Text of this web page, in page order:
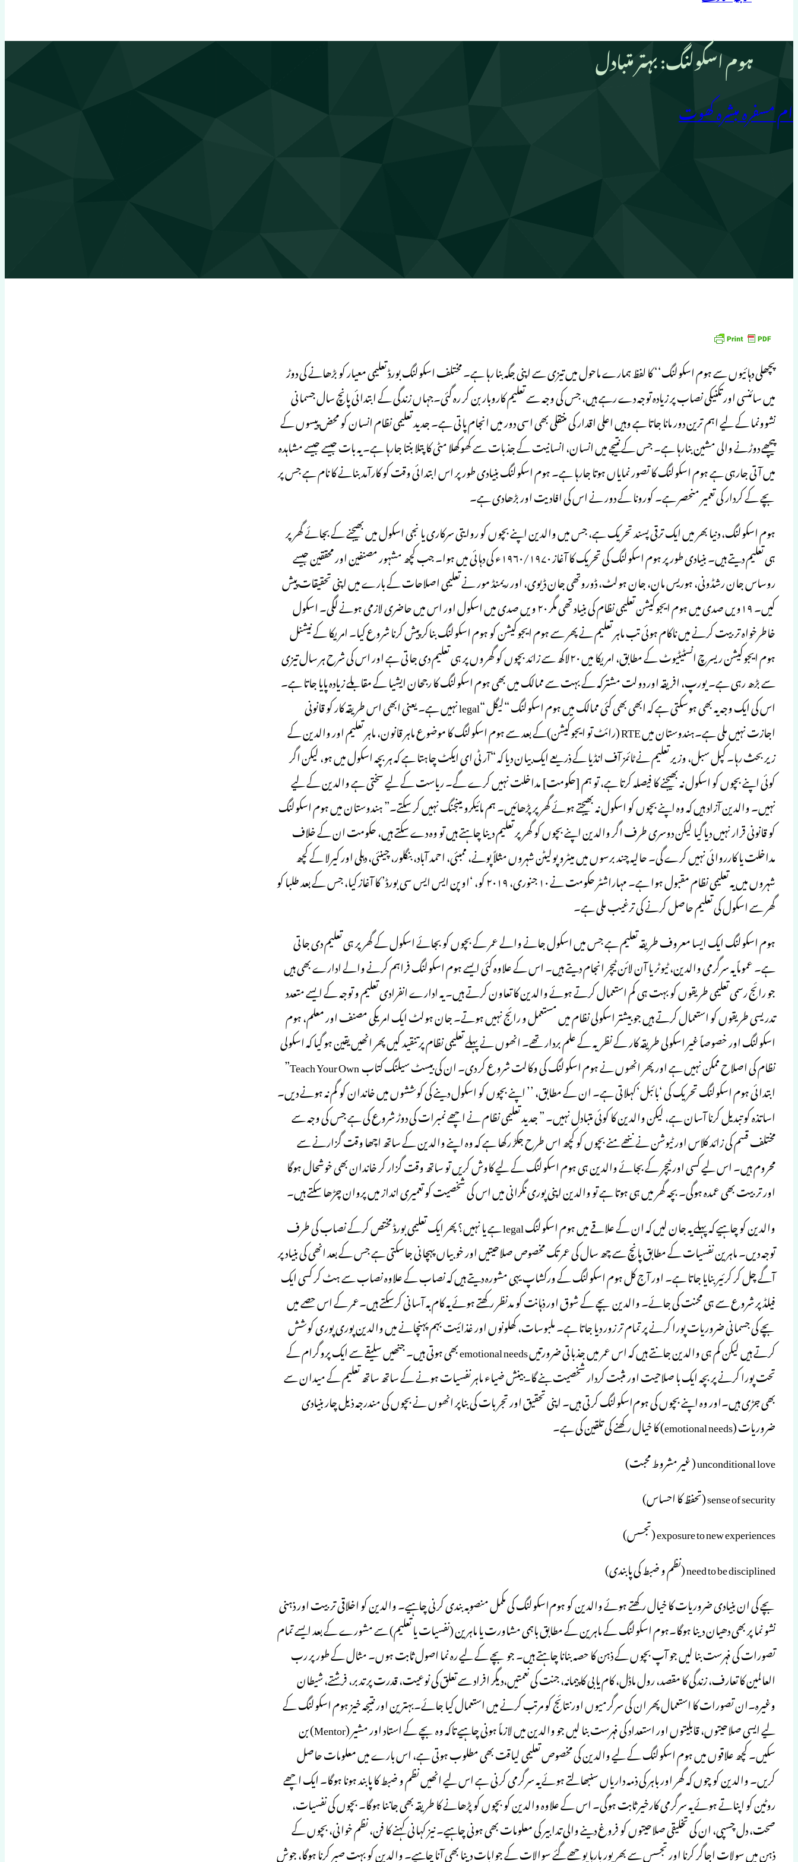
ہوم اسکولنگ: بہتر متبادل
ام مسفرہ مبشرہ کھوت
پچھلی دہائیوں سے ہوم اسکولنگ‘‘ کا لفظ ہمارے ماحول میں تیزی سے اپنی جگہ بنا رہا ہے۔ مختلف اسکولنگ بورڈ تعلیمی معیار کو بڑھانے کی دوڑ
میں سائنسی اور تکنیکی نصاب پر زیادہ توجہ دے رہے ہیں، جس کی وجہ سے تعلیم کاروبار بن کر رہ گئی۔جہاں زندگی کے ابتدائی پانچ سال جسمانی
نشوونما کے لیے اہم ترین دور مانا جاتا ہے وہیں اعلی اقدار کی منتقلی بھی اسی دور میں انجام پاتی ہے۔ جدید تعلیمی نظام انسان کو محض پیسوں کے
پیچھے دوڑنے والی مشین بنارہا ہے۔ جس کے نتیجے میں انسان، انسانیت کے جذبات سے کھوکھلا مٹی کا پتلا بنتا جارہا ہے۔ یہ بات جیسے جیسے مشاہدہ
میں آتی جارہی ہے ہوم اسکولنگ کا تصور نمایاں ہوتا جارہا ہے۔ ہوم اسکولنگ بنیادی طور پر اس ابتدائی وقت کو کارآمد بنانے کا نام ہے جس پر
بچے کے کردار کی تعمیر منحصر ہے۔ کورونا کے دور نے اس کی افادیت اور بڑھادی ہے۔
ہوم اسکولنگ، دنیا بھر میں ایک ترقی پسند تحریک ہے، جس میں والدین اپنے بچوں کو روایتی سرکاری یا نجی اسکول میں بھیجنے کے بجائے گھر پر
ہی تعلیم دیتے ہیں۔ بنیادی طور پر ہوم اسکولنگ کی تحریک کا آغاز ۱۹۶۰/۱۹۷۰ء کی دہائی میں ہوا۔ جب کچھ مشہور مصنفین اور محققین جیسے
روساس جان رشڈونی، ہوریس مان، جان ہولٹ، ڈوروتھی جان ڈیوی، اور ریمنڈ مور نے تعلیمی اصلاحات کے بارے میں اپنی تحقیقات پیش
کیں۔ ١٩ویں صدی میں ہوم ایجوکیشن تعلیمی نظام کی بنیاد تھی مگر ٢٠ ویں صدی میں اسکول اور اس میں حاضری لازمی ہونے لگی۔ اسکول
خاطرخواہ تربیت کرنے میں ناکام ہوئی تب ماہر تعلیم نے پھر سے ہوم ایجوکیشن کو ہوم اسکولنگ بناکر پیش کرنا شروع کیا۔ امریکا کے نیشنل
ہوم ایجوکیشن ریسرچ انسٹیٹیوٹ کے مطابق، امریکا میں ۲۰لاکھ سے زائد بچوں کو گھروں پر ہی تعلیم دی جاتی ہے اور اس کی شرح ہر سال تیزی
سے بڑھ رہی ہے۔ یورپ، افریقہ اور دولت مشترکہ کے بہت سے ممالک میں بھی ہوم اسکولنگ کا رجحان ایشیا کے مقابلے زیادہ پایا جاتا ہے۔
اس کی ایک وجہ یہ بھی ہوسکتی ہے کہ ابھی بھی کئی ممالک میں ہوم اسکولنگ “لیگل “legal نہیں ہے۔ یعنی ابھی اس طریقہ کار کو قانونی
اجازت نہیں ملی ہے۔ہندوستان میں RTE (رائٹ تو ایجوکیشن)کے بعد سے ہوم اسکولنگ کا موضوع ماہر قانون، ماہر تعلیم اور والدین کے
زیر بحث رہا۔ کپل سبل، وزیر تعلیم نے ٹائمز آف انڈیا کے ذریعے ایک بیان دیا کہ “آر ٹی ای ایکٹ چاہتا ہے کہ ہر بچہ اسکول میں ہو، لیکن اگر
کوئی اپنے بچوں کو اسکول نہ بھیجنے کا فیصلہ کرتا ہے، تو ہم [حکومت] مداخلت نہیں کرے گے۔ ریاست کے لیے سختی ہے والدین کے لیے
نہیں۔ والدین آزاد ہیں کہ وہ اپنے بچوں کو اسکول نہ بھیجتے ہوئے گھر پر پڑھائیں۔ ہم مائیکرو مینجنگ نہیں کر سکتے۔” ہندوستان میں ہوم اسکولنگ
کو قانونی قرار نہیں دیا گیا لیکن دوسری طرف اگر والدین اپنے بچوں کو گھر پر تعلیم دینا چاہتے ہیں تو وہ دے سکتے ہیں، حکومت ان کے خلاف
مداخلت یا کارروائی نہیں کرے گی۔ حالیہ چند برسوں میں میٹرو پولیٹن شہروں مثلاً پونے، ممبئی، احمد آباد، بنگلور، چینئی، دہلی اور کیرلا کے کچھ
شہروں میں یہ تعلیمی نظام مقبول ہوا ہے۔ مہاراشٹر حکومت نے ۱۰ جنوری، ۲۰۱۹ کو، ‘اوپن ایس ایس سی بورڈ’ کا آغاز کیا، جس کے بعد طلبا کو
گھر سے اسکول کی تعلیم حاصل کرنے کی ترغیب ملی ہے۔
ہوم اسکولنگ ایک ایسا معروف طریقہ تعلیم ہے جس میں اسکول جانے والے عمر کے بچوں کو بجائے اسکول کے گھر پر ہی تعلیم دی جاتی
ہے۔ عموماً یہ سرگرمی والدین، ٹیوٹر یا آن لائن ٹیچر انجام دیتے ہیں۔ اس کے علاوہ کئی ایسے ہوم اسکولنگ فراہم کرنے والے ادارے بھی ہیں
جو رائج رسمی تعلیمی طریقوں کو بہت ہی کم استعمال کرتے ہوئے والدین کا تعاون کرتے ہیں۔ یہ ادارے انفرادی تعلیم و توجہ کے ایسے متعدد
تدریسی طریقوں کو استعمال کرتے ہیں جو بیشتر اسکولی نظام میں مستعمل و رائج نہیں ہوتے۔ جان ہولٹ ایک امریکی مصنف اور معلم، ہوم
اسکولنگ اور خصوصاً غیر اسکولی طریقہ کار کے نظریہ کے علم بردار تھے۔ انھوں نے پہلے تعلیمی نظام پر تنقید کیں پھر انھیں یقین ہو گیا کہ اسکولی
نظام کی اصلاح ممکن نہیں ہے اور پھر انھوں نے ہوم اسکولنگ کی وکالت شروع کر دی۔ ان کی بیسٹ سیلنگ کتاب Teach Your Own”
ابتدائی ہوم اسکولنگ تحریک کی ‘بائبل‘کہلاتی ہے۔ ان کے مطابق، ’’ اپنے بچوں کو اسکول دینے کی کوششوں میں خاندان کو گم نہ ہونے دیں۔
اساتذہ کو تبدیل کرنا آسان ہے، لیکن والدین کا کوئی متبادل نہیں۔ ” جدید تعلیمی نظام نے اچھے نمبرات کی دوڑ شروع کی ہے جس کی وجہ سے
مختلف قسم کی زائد کلاس اور ٹیوشن نے ننھے منے بچوں کو کچھ اس طرح جکڑ رکھا ہے کہ وہ اپنے والدین کے ساتھ اچھا وقت گزارنے سے
محروم ہیں۔ اس لیے کسی اور ٹیچر کے بجائے والدین ہی ہوم اسکولنگ کے لیے کاوش کریں تو ساتھ وقت گزار کر خاندان بھی خوشحال ہوگا
اور تربیت بھی عمدہ ہوگی۔ بچہ گھر میں ہی ہوتا ہے تو والدین اپنی پوری نگرانی میں اس کی شخصیت کو تعمیری انداز میں پروان چڑھا سکتے ہیں۔
والدین کو چاہیے کہ پہلے یہ جان لیں کہ ان کے علاقے میں ہوم اسکولنگ legal ہے یا نہیں؟ پھر ایک تعلیمی بورڈ مختص کرکے نصاب کی طرف
توجہ دیں۔ ماہرین نفسیات کے مطابق پانچ سے چھ سال کی عمر تک مخصوص صلاحیتیں اور خوبیاں پہچانی جاسکتی ہے جس کے بعد انھی کی بنیاد پر
آگے چل کر کرئیر بنایا جاتا ہے۔ اور آج کل ہوم اسکولنگ کے ورکشاپ یہی مشورہ دیتے ہیں کہ نصاب کے علاوہ نصاب سے ہٹ کر کسی ایک
فیلڈ پر شروع سے ہی محنت کی جائے۔ والدین بچے کے شوق اور ذہانت کو مدنظر رکھتے ہوئے یہ کام بہ آسانی کرسکتے ہیں۔عمر کے اس حصے میں
بچے کی جسمانی ضروریات پورا کرنے پر تمام تر زور دیا جاتا ہے۔ ملبوسات، کھلونوں اور غذائیت بہم پہنچانے میں والدین پوری پوری کوشش
کرتے ہیں لیکن کم ہی والدین جانتے ہیں کہ اس عمر میں جذباتی ضرورتیں emotional needs بھی ہوتی ہیں۔ جنھیں سلیقے سے ایک پروگرام کے
تحت پورا کرنے پر بچہ ایک با صلاحیت اور مثبت کردار شخصیت بنے گا۔بینش ضیاء ماہر نفسیات ہونے کے ساتھ ساتھ تعلیم کے میدان سے
بھی جڑی ہیں۔اور وہ اپنے بچوں کی ہوم‌اسکولنگ کرتی ہیں۔ اپنی تحقیق اور تجربات کی بناپر انھوں نے بچوں کی مندرجہ ذیل چار بنیادی
ضروریات (emotional needs) کا خیال رکھنے کی تلقین کی ہے۔
unconditional love ( غیر مشروط محبت)
sense of security (تحفظ کا احساس)
exposure to new experiences (تجسس)
need to be disciplined (نظم و ضبط کی پابندی)
بچے کی ان بنیادی ضروریات کا خیال رکھتے ہوئے والدین کو ہوم‌اسکولنگ کی مکمل منصوبہ بندی کرنی چاہیے۔ والدین کو اخلاقی تربیت اور ذہنی
نشو نما پر بھی دھیان دینا ہوگا۔ہوم اسکولنگ کے ماہرین کے مطابق باہمی مشاورت یا ماہرین (نفسیات یا تعلیم) سے مشورے کے بعد ایسے تمام
تصورات کی فہرست بنا لیں جو آپ بچوں کے ذہن کا حصہ بنانا چاہتے ہیں۔ جو بچے کے لیے رہ نما اصول ثابت ہوں۔ مثال کے طور پر رب
العالمین کا تعارف، زندگی کا مقصد، رول ماڈل، کام یابی کا پیمانہ، جنت کی نعمتیں،دیگر افراد سے تعلق کی نوعیت، قدرت پر تدبر، فرشتے، شیطان
وغیرہ۔ان تصورات کا استعمال پھر ان کی سرگرمیوں اور نتائج کو مرتب کرنے میں استعمال کیا جائے۔بہترین اور نتیجہ خیز ہوم اسکولنگ کے
لیے ایسی صلاحیتوں، قابلیتوں اور استعداد کی فہرست بنا لیں جو والدین میں لازماً ہونی چاہیے تاکہ وہ بچے کے استاد اور مشیر (Mentor) بن
سکیں۔ کچھ علاقوں میں ہوم اسکولنگ کے لیے والدین کی مخصوص تعلیمی لیاقت بھی مطلوب ہوتی ہے، اس بارے میں معلومات حاصل
کریں۔ والدین کو چوں کہ گھر اور باہر کی ذمہ داریاں سنبھالتے ہوئے یہ سرگرمی کرنی ہے اس لیے انھیں نظم و ضبط کا پابند ہونا ہوگا۔ ایک اچھے
روٹین کو اپناتے ہوئے یہ سرگرمی کارخیر ثابت ہوگی‌۔ اس کے علاوہ والدین کو بچوں کو پڑھانے کا طریقہ بھی جاننا ہوگا۔ بچوں کی نفسیات،
صحت، دل چسپی، ان کی تخلیقی صلاحیتوں کو فروغ دینے والی تدابیر کی معلومات بھی ہونی چاہیے۔ نیز کہانی کہنے کا فن، نظم خوانی، بچوں کے
ذہن میں سولات اجاگر کرنا اور تجسس سے بھرپور بارہا پوچھے گئے سوالات کے جوابات دینا بھی آنا چاہیے۔ والدین کو بہت صبر کرنا ہوگا، جوش